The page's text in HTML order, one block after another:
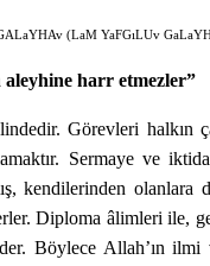
(LaM YaFGıLUv
aleyhine harr etmezler”
Görevleri halkın
Sermaye ve
kendilerinden olanlara
Diploma âlimleri ile,
Böylece Allah’ın